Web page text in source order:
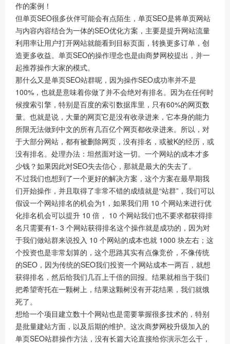
作的案例！
但单页SEO很多伙伴可能会有点陌生，单页SEO是将单页网站
与内容内容结合为一体的SEO优化方案，主要是提升网站流量
利用率让用户打开网站就能看到目标页面，转换更多订单，创
造更多收益。单页SEO的操作理念也是由商梦网校提出，并一
起推荐操作大家的模式。
那什么又是单页SEO站群呢，因为操作SEO成功率并不是
100%，也就是意味着你做了并不会绝对有排名。因为在任何时
候搜索引擎，特别是百度的索引数据库里，只有60%的网页数
量。也就是说，大量的网页它是没有收录进来，它本身的能力
所限无法做到中文的所有几百亿个网页都收录进来。所以，对
于大部分网站，都有被删除网页，没有排名，或被K的经历，或
没有排名。处理办法：坦然面对这一切。一个网站的成本才多
少钱？如果因此对SEO失去信心，那就是最大的失去了。
不过我们也想到了一个更好的解决方案，这个方案在最早期我
们开始操作，并且取得了非常不错的成绩就是“站群”，我们可以
假设一个网站排名的机会为1，如果我们用 10 个网站来进行优
化排名机会可以提升 10 倍， 10 个网站我们也不要求都获得排
名只需要有1- 3 个网站获得排名这个操作就是成功的，因为对
于我们做站群来说投入 10 个网站的成本也就 1000 块左右；这
个投资也是非常划算的，这个思路其实有点像竞价，不像传统
的SEO，因为传统的SEO我们投资一个网站成本一两百，就想
获得排名，然后给我们几百上千倍的回报。结果就相当于我们
把希望寄托在一颗树上，结果这颗树没有开花结果，我们就饿
死了。
想给一个项目建立数十个网站也是需要掌握很多技术的，特别
是批量建站方面，以及后期的维护。这次商梦网校升级加入的
单页SEO站群操作方法，没有长篇大论直接给你演示怎么干，